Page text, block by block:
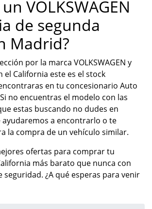
VOLKSWAGEN
de segunda
Madrid?
por la marca VOLKSWAGEN y
el California este es el stock
en tu concesionario Auto
no encuentras el modelo con las
estas buscando no dudes en
a encontrarlo o te
la compra de un vehículo similar.
ofertas para comprar tu
más barato que nunca con
¿A qué esperas para venir